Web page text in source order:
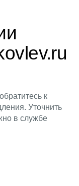
к
Уточнить
в службе